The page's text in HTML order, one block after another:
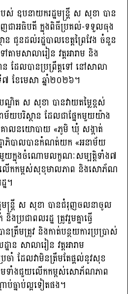
ស់ ឧបនាយករដ្ឋមន្ត្រី ស សុខា បាន
ញជាអធិបតី ក្នុងពិធីប្រគល់-ទទួលធុង
ជូនដល់រដ្ឋបាលខេត្តព្រៃវែង ចំនួន
មសាលារៀន វត្តអារាម និង
ដែលបានប្រព្រឹត្តទៅ នៅសាលា
៧ ខែមេសា ឆ្នាំ២០២៦។
ណ្ឌិត ស សុខា បានវាយតម្លៃខ្ពស់
ម័យបរិស្ថាន ដែលជាផ្នែកមួយយ៉ាង
គោលនយោបាយ «ភូមិ ឃុំ សង្កាត់
ឋាភិបាលបានកំណត់យក «អនាម័យ
យក្នុងចំណោមលក្ខណៈសម្បត្តិទាំង៧
ើកកម្ពស់សុខុមាលភាព និងសោភ័ណ
។
ឋមន្រ្តី ស សុខា បានជំរុញចលនាចូល
ងប្រជាពលរដ្ឋ ត្រូវរួមគ្នាធ្វើ
ត្រឹមត្រូវ និងកាត់បន្ថយការប្រប្រាស់
ឋាន សាលារៀន វត្តអារាម
ចាំ ដែលវាមិនត្រឹមតែផ្តល់នូវសុខ
ែមទាំងជួយលើកកម្ពស់សោភ័ណភាព
ប់ធ្នាប់ល្អទៀតផង។